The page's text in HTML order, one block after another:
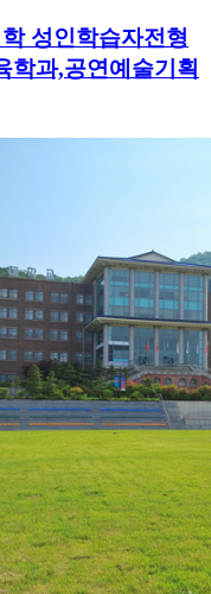
성인학습자전형
학과,공연예술기획